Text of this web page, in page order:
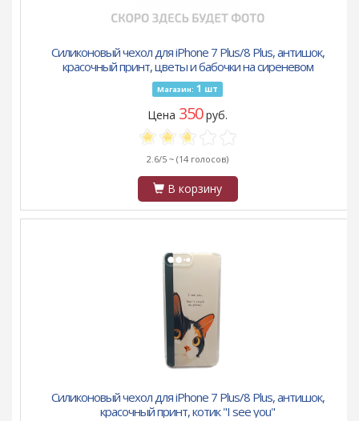
Силиконовый чехол для iPhone 7 Plus/8 Plus, антишок,
красочный принт, цветы и бабочки на сиреневом
Магазин: 1 шт
Цена 350руб.
2.6/5 ~ (14 голосов)
В корзину
Силиконовый чехол для iPhone 7 Plus/8 Plus, антишок,
красочный принт, котик "I see you"